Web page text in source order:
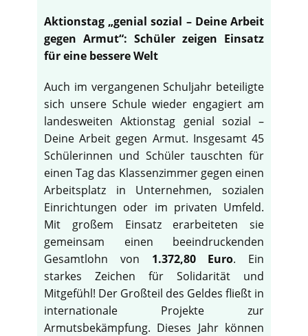
Aktionstag „genial sozial – Deine Arbeit
gegen Armut“: Schüler zeigen Einsatz
für eine bessere Welt
Auch im vergangenen Schuljahr beteiligte
sich unsere Schule wieder engagiert am
landesweiten Aktionstag genial sozial –
Deine Arbeit gegen Armut. Insgesamt 45
Schülerinnen und Schüler tauschten für
einen Tag das Klassenzimmer gegen einen
Arbeitsplatz in Unternehmen, sozialen
Einrichtungen oder im privaten Umfeld.
Mit großem Einsatz erarbeiteten sie
gemeinsam einen beeindruckenden
Gesamtlohn von 1.372,80 Euro. Ein
starkes Zeichen für Solidarität und
Mitgefühl! Der Großteil des Geldes fließt in
internationale Projekte zur
Armutsbekämpfung. Dieses Jahr können